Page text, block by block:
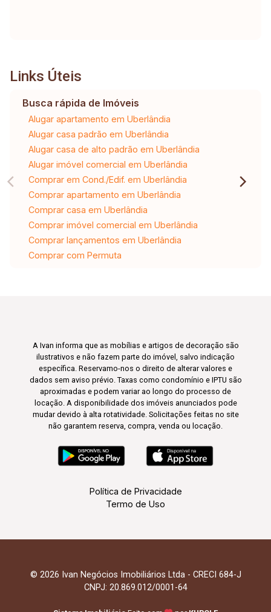
Links Úteis
Busca rápida de Imóveis
Alugar apartamento em Uberlândia
Alugar casa padrão em Uberlândia
Alugar casa de alto padrão em Uberlândia
Alugar imóvel comercial em Uberlândia
Comprar em Cond./Edif. em Uberlândia
Comprar apartamento em Uberlândia
Comprar casa em Uberlândia
Comprar imóvel comercial em Uberlândia
Comprar lançamentos em Uberlândia
Comprar com Permuta
A Ivan informa que as mobílias e artigos de decoração são
ilustrativos e não fazem parte do imóvel, salvo indicação
específica. Reservamo-nos o direito de alterar valores e
dados sem aviso prévio. Taxas como condomínio e IPTU são
aproximadas e podem variar ao longo do processo de
locação. A disponibilidade dos imóveis anunciados pode
mudar devido à alta rotatividade. Solicitações feitas no site
não garantem reserva, compra, venda ou locação.
Política de Privacidade
Termo de Uso
© 2026 Ivan Negócios Imobiliários Ltda - CRECI 684-J
CNPJ: 20.869.012/0001-64